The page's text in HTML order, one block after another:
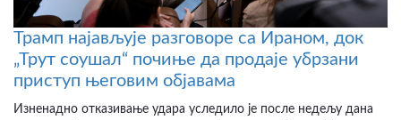
Трамп најављује разговоре са Ираном, док
„Трут соушал“ почиње да продаје убрзани
приступ његовим објавама
Изненадно отказивање удара уследило је после недељу дана